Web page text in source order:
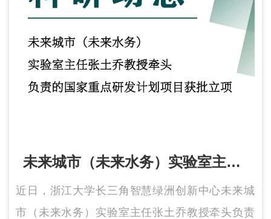
未来城市（未来水务）实验室主任
张土乔教授牵头负责的国家重点研
发计划项目获批立项
近日，浙江大学长三角智慧绿洲创新中心未来城
市（未来水务）实验室主任张土乔教授牵头负责